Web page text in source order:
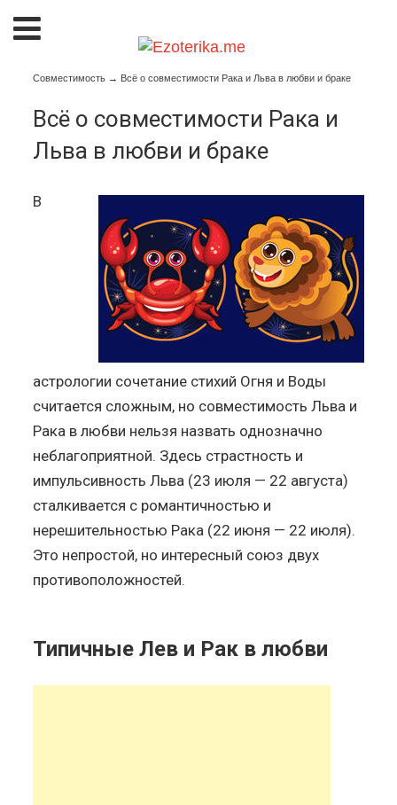
Совместимость → Всё о совместимости Рака и Льва в любви и браке
Всё о совместимости Рака и
Льва в любви и браке
В
астрологии сочетание стихий Огня и Воды
считается сложным, но совместимость Льва и
Рака в любви нельзя назвать однозначно
неблагоприятной. Здесь страстность и
импульсивность Льва (23 июля — 22 августа)
сталкивается с романтичностью и
нерешительностью Рака (22 июня — 22 июля).
Это непростой, но интересный союз двух
противоположностей.
Типичные Лев и Рак в любви